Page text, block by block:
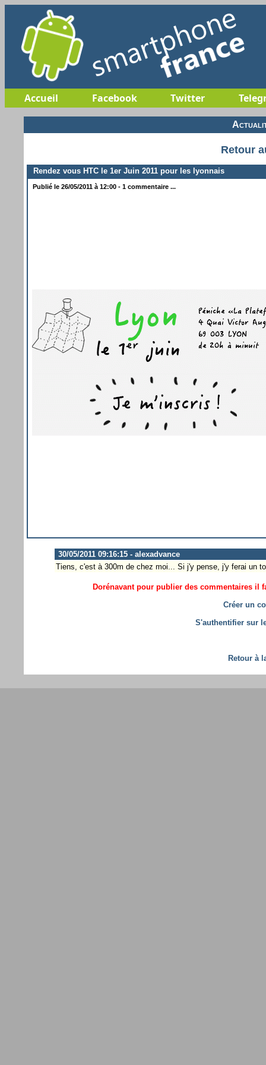
Accueil Facebook Twitter
Retour
Rendez vous HTC le 1er Juin 2011 pour les lyonnais
Publié le 26/05/2011 à 12:00 - 1 commentaire ...
30/05/2011 09:16:15 - alexadvance
Tiens, c'est à 300m de chez moi... Si j'y pense, j'y ferai un
Dorénavant pour publier des commentaires il
Créer un
S'authentifier sur
Retour à